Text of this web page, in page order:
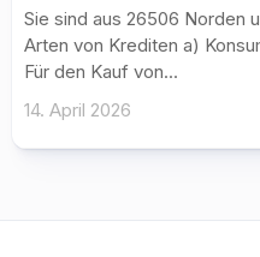
Sie sind aus 26506 Norden
Arten von Krediten a)
Für den Kauf von...
14. April 2026